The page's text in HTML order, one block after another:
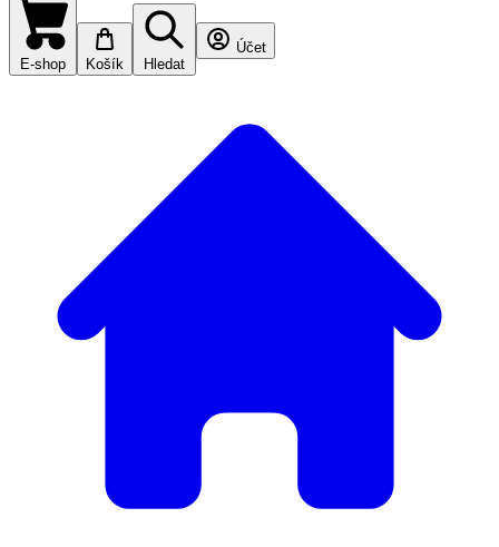
E-shop Košík Hledat
Účet